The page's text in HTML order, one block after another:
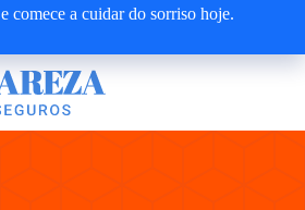
e comece a cuidar do sorriso hoje.